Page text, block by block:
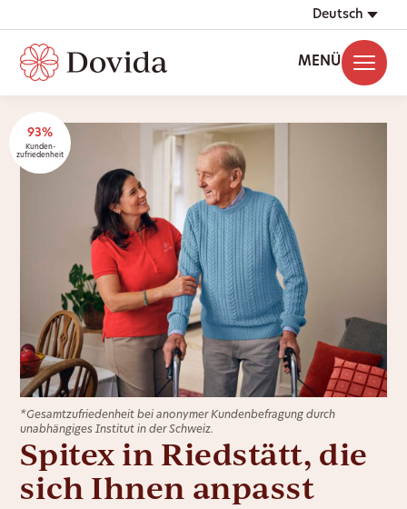
Deutsch
MENÜ
93%
Kunden-
zufriedenheit
*Gesamtzufriedenheit bei anonymer Kundenbefragung durch
unabhängiges Institut in der Schweiz.
Spitex in Riedstätt, die
sich Ihnen anpasst